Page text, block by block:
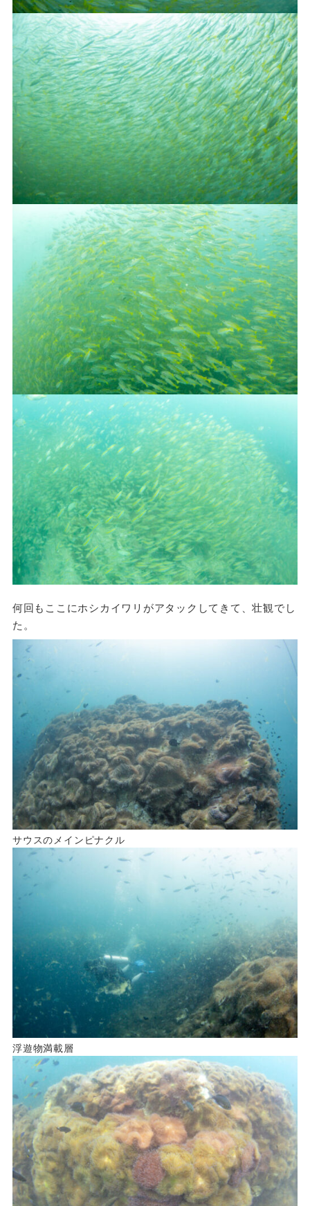
何回もここにホシカイワリがアタックしてきて、壮観でし
た。
サウスのメインピナクル
浮遊物満載層